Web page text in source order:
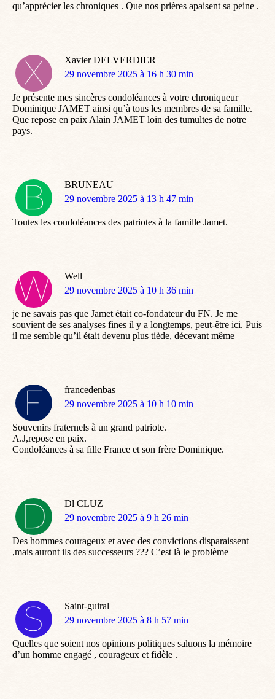
qu’apprécier les chroniques . Que nos prières apaisent sa peine .
Xavier DELVERDIER
dit
29 novembre 2025 à 16 h 30 min
Je présente mes sincères condoléances à votre chroniqueur
Dominique JAMET ainsi qu’à tous les membres de sa famille.
Que repose en paix Alain JAMET loin des tumultes de notre
pays.
BRUNEAU
dit
29 novembre 2025 à 13 h 47 min
Toutes les condoléances des patriotes à la famille Jamet.
Well
dit
29 novembre 2025 à 10 h 36 min
je ne savais pas que Jamet était co-fondateur du FN. Je me
souvient de ses analyses fines il y a longtemps, peut-être ici. Puis
il me semble qu’il était devenu plus tiède, décevant même
francedenbas
dit
29 novembre 2025 à 10 h 10 min
Souvenirs fraternels à un grand patriote.
A.J,repose en paix.
Condoléances à sa fille France et son frère Dominique.
Dl CLUZ
dit
29 novembre 2025 à 9 h 26 min
Des hommes courageux et avec des convictions disparaissent
,mais auront ils des successeurs ??? C’est là le problème
Saint-guiral
dit
29 novembre 2025 à 8 h 57 min
Quelles que soient nos opinions politiques saluons la mémoire
d’un homme engagé , courageux et fidèle .